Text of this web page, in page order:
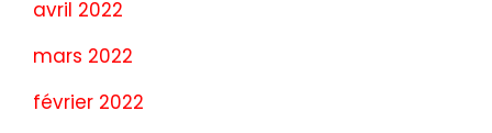
avril 2022
mars 2022
février 2022